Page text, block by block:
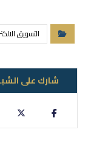
التسويق